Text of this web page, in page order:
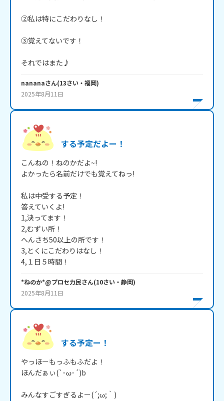
②私は特にこだわりなし！
③覚えてないです！
それではまた♪
nananaさん(13さい・ 福岡)
2025年8月11日
する予定だよー！
こんねの！ねのかだよ~!
よかったら名前だけでも覚えてねっ!
私は中受する予定！
答えていくよ!
1,決ってます！
2,むずい所！
へんさち50以上の所です！
3,とくにこだわりはなし！
4,１日５時間！
*ねのか*@プロセ力民さん(10さい・ 静岡)
2025年8月11日
する予定ー！
やっほーもっふもふだよ！
ほんだぁぃ(`･ω･´)b
みんなすごすぎるよー(´;ω;｀)